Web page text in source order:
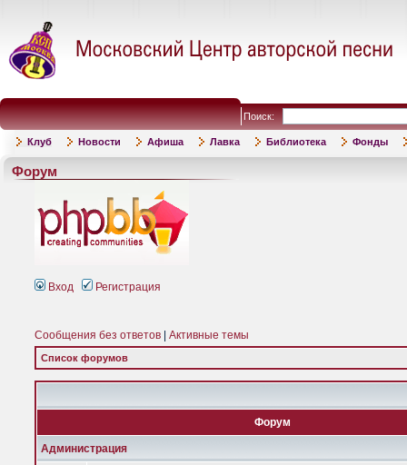
Поиск:
Клуб Новости Афиша Лавка Библиотека Фонды
Форум
Вход Регистрация
Сообщения без ответов Активные темы
Список форумов
Форум
Администрация